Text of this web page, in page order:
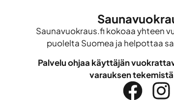
Saunavuokraus.fi kokoaa yhteen
puolelta Suomea ja helpottaa
Palvelu ohjaa käyttäjän
varauksen